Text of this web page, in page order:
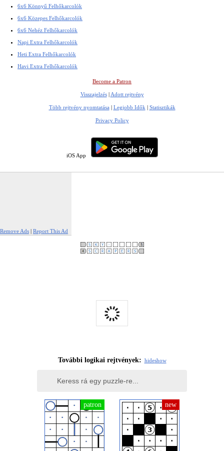
6x6 Könnyű Felhőkarcolók
6x6 Közepes Felhőkarcolók
6x6 Nehéz Felhőkarcolók
Napi Extra Felhőkarcolók
Heti Extra Felhőkarcolók
Havi Extra Felhőkarcolók
Become a Patron
Visszajelzés| Adott rejtvény
Több rejtvény nyomtatása | Legjobb Idők | Statisztikák
Privacy Policy
iOS App
Remove Ads | Report This Ad
További logikai rejtvények: hideshow